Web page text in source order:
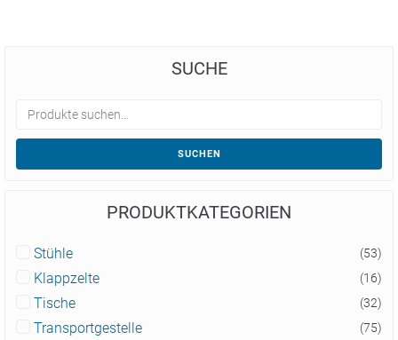
SUCHE
SUCHEN
PRODUKTKATEGORIEN
Stühle (53)
Klappzelte (16)
Tische (32)
Transportgestelle (75)